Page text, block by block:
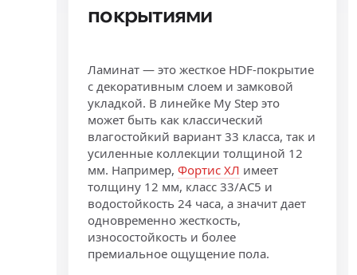
покрытиями
Ламинат — это жесткое HDF-покрытие
с декоративным слоем и замковой
укладкой. В линейке My Step это
может быть как классический
влагостойкий вариант 33 класса, так и
усиленные коллекции толщиной 12
мм. Например,Фортис ХЛ имеет
толщину 12 мм, класс 33/AC5 и
водостойкость 24 часа, а значит дает
одновременно жесткость,
износостойкость и более
премиальное ощущение пола.